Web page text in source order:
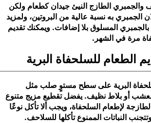
والجمبري الطازج النيئ جيدان كطعام ولكن
الجمبري به نسبة عالية من البروتين، ولمزيد
المسلوق بلا إضافات. ويمكنك تقديم
مرة في الشهر.
الطعام للسلحفاة البرية
البرية على سطح مستوٍ صلب مثل
أو بلاط نظيف. يفضل تقطيع مزيج متنوع
لإطعام السلحفاة، ويجب ألا تأكل نوعًا
النباتات الممنوع تأكلها للسلاحف.